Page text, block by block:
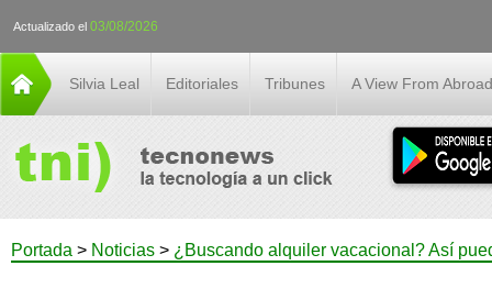
Actualizado el 03/08/2026
Silvia Leal Editoriales Tribunes A View From Abroad
Portada > Noticias > ¿Buscando alquiler vacacional? Así